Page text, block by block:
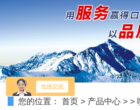
您的位置： 首页 > 产品中心 > >